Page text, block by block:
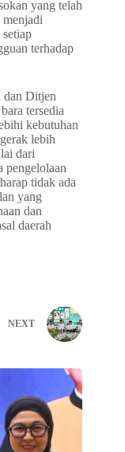
yang telah
menjadi
setiap
terhadap
dan Ditjen
tersedia
kebutuhan
lebih
dari
pengelolaan
tidak ada
yang
dan
daerah
NEXT